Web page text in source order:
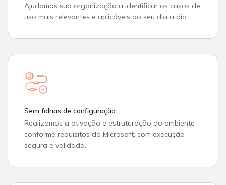
Ajudamos sua organização a identificar os casos de
uso mais relevantes e aplicáveis ao seu dia a dia.
Sem falhas de configuração
Realizamos a ativação e estruturação do ambiente
conforme requisitos da Microsoft, com execução
segura e validada.